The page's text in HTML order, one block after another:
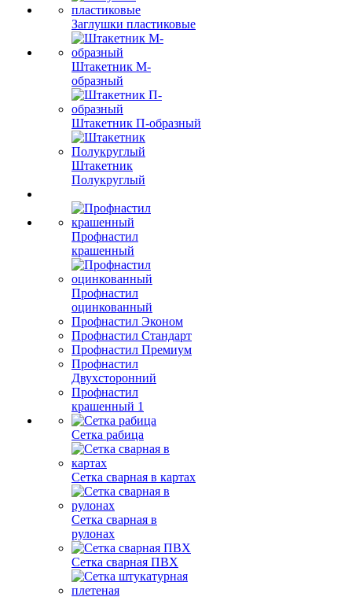
Заглушки пластиковые
Штакетник М-
образный
Штакетник П-образный
Штакетник
Полукруглый
Профнастил
крашенный
Профнастил
оцинкованный
Профнастил Эконом
Профнастил Стандарт
Профнастил Премиум
Профнастил
Двухсторонний
Профнастил
крашенный 1
Сетка рабица
Сетка сварная в картах
Сетка сварная в
рулонах
Сетка сварная ПВХ